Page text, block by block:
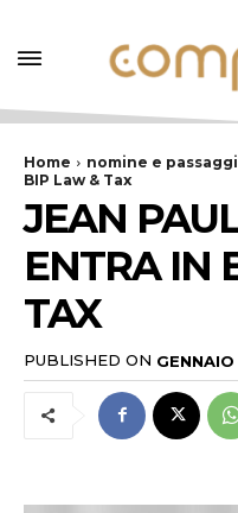
Home nomine e passaggi
BIP Law & Tax
JEAN
ENTRA IN
TAX
PUBLISHED ON